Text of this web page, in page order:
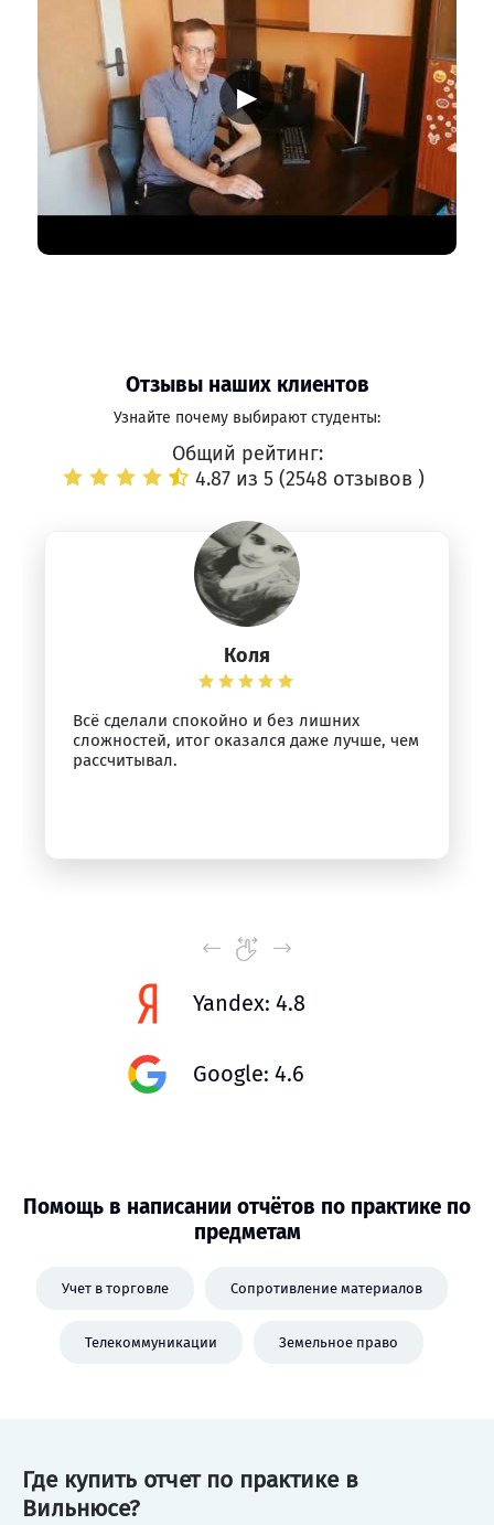
▶
Отзывы наших клиентов
Узнайте почему выбирают студенты:
Общий рейтинг:
4.87 из 5 (2548 отзывов )
Коля
Всё сделали спокойно и без лишних
сложностей, итог оказался даже лучше, чем
рассчитывал.
Yandex: 4.8
Google: 4.6
Помощь в написании отчётов по практике по
предметам
Учет в торговле Сопротивление материалов
Телекоммуникации Земельное право
Где купить отчет по практике в
Вильнюсе?